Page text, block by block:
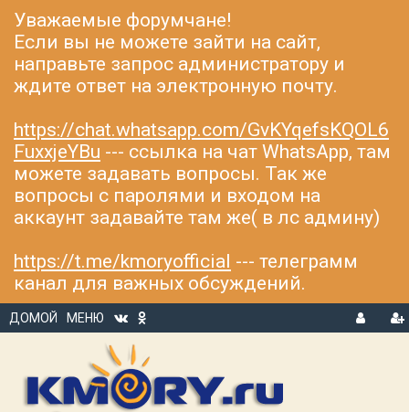
Уважаемые форумчане!
Если вы не можете зайти на сайт,
направьте запрос администратору и
ждите ответ на электронную почту.
https://chat.whatsapp.com/GvKYqefsKQOL6
FuxxjeYBu --- ссылка на чат WhatsApp, там
можете задавать вопросы. Так же
вопросы с паролями и входом на
аккаунт задавайте там же( в лс админу)
https://t.me/kmoryofficial --- телеграмм
канал для важных обсуждений.
ДОМОЙ
МЕНЮ
В
Р